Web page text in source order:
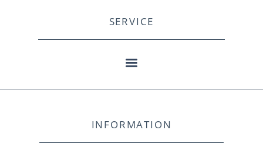
SERVICE
INFORMATION